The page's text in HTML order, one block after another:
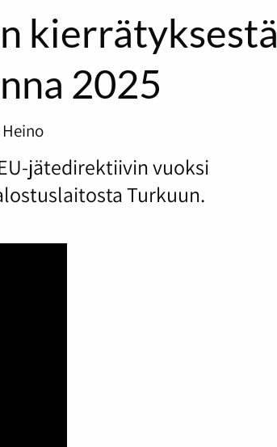
kierrätyksestä
2025
jätedirektiivin vuoksi
Turkuun.